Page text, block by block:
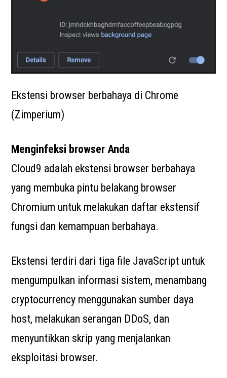
Ekstensi browser berbahaya di Chrome
(Zimperium)
Menginfeksi browser Anda
Cloud9 adalah ekstensi browser berbahaya
yang membuka pintu belakang browser
Chromium untuk melakukan daftar ekstensif
fungsi dan kemampuan berbahaya.
Ekstensi terdiri dari tiga file JavaScript untuk
mengumpulkan informasi sistem, menambang
cryptocurrency menggunakan sumber daya
host, melakukan serangan DDoS, dan
menyuntikkan skrip yang menjalankan
eksploitasi browser.